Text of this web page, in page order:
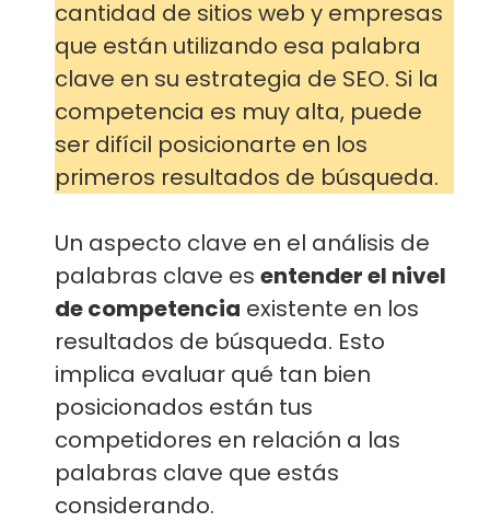
cantidad de sitios web y empresas
que están utilizando esa palabra
clave en su estrategia de SEO. Si la
competencia es muy alta, puede
ser difícil posicionarte en los
primeros resultados de búsqueda.
Un aspecto clave en el análisis de
palabras clave es entender el nivel
de competencia existente en los
resultados de búsqueda. Esto
implica evaluar qué tan bien
posicionados están tus
competidores en relación a las
palabras clave que estás
considerando.